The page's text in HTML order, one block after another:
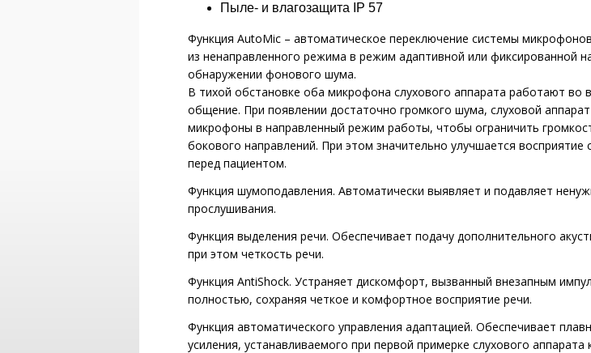
Пыле- и влагозащита IP 57
Функция AutoMic – автоматическое переключение системы микрофонов
из ненаправленного режима в режим адаптивной или фиксированной
обнаружении фонового шума.
В тихой обстановке оба микрофона слухового аппарата работают
общение. При появлении достаточно громкого шума, слуховой
микрофоны в направленный режим работы, чтобы ограничить
бокового направлений. При этом значительно улучшается
перед пациентом.
Функция шумоподавления. Автоматически выявляет и подавляет
прослушивания.
Функция выделения речи. Обеспечивает подачу дополнительного
при этом четкость речи.
Функция AntiShock. Устраняет дискомфорт, вызванный внезапным
полностью, сохраняя четкое и комфортное восприятие речи.
Функция автоматического управления адаптацией. Обеспечивает
усиления, устанавливаемого при первой примерке слухового